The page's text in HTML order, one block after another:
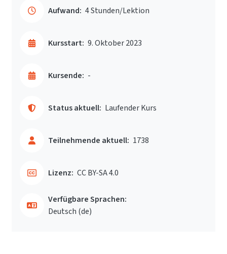
Aufwand: 4 Stunden/Lektion
Kursstart: 9. Oktober 2023
Kursende: -
Status aktuell: Laufender Kurs
Teilnehmende aktuell: 1738
Lizenz: CC BY-SA 4.0
Verfügbare Sprachen:
Deutsch ‎(de)‎